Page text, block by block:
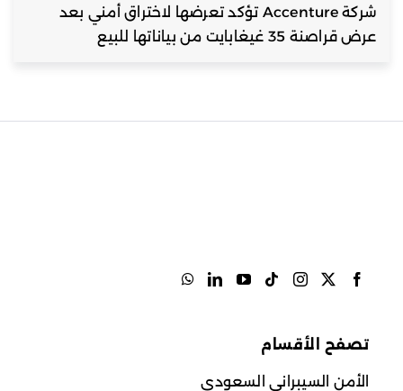
شركة Accenture تؤكد تعرضها لاختراق أمني بعد
عرض قراصنة 35 غيغابايت من بياناتها للبيع
تصفح الأقسام
الأمن السيبراني السعودي